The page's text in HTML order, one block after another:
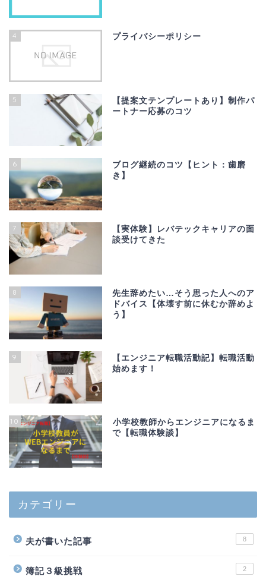
4 プライバシーポリシー
5
【提案文テンプレートあり】制作パ
ートナー応募のコツ
6
ブログ継続のコツ【ヒント：歯磨
き】
7
【実体験】レバテックキャリアの面
談受けてきた
8
先生辞めたい…そう思った人へのア
ドバイス【体壊す前に休むか辞めよ
う】
9
【エンジニア転職活動記】転職活動
始めます！
10
小学校教師からエンジニアになるま
で【転職体験談】
カテゴリー
夫が書いた記事 8
簿記３級挑戦 2